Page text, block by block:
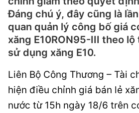
Đáng chú ý, đây cũng là
quan quản lý công bố giá
xăng E10RON95-III theo
sử dụng xăng E10.
Liên Bộ Công Thương – Tài
hiện điều chỉnh giá bán lẻ
nước từ 15h ngày 18/6 trên